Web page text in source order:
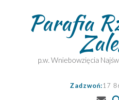
Parafia
p.w. Wniebowzięcia
Zadzwoń:17